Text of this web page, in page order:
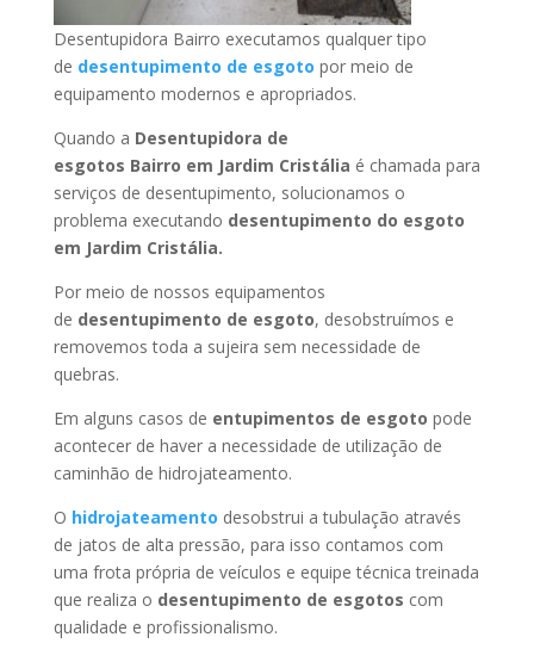
Desentupidora Bairro executamos qualquer tipo
de desentupimento de esgoto por meio de
equipamento modernos e apropriados.
Quando a Desentupidora de
esgotos Bairro em Jardim Cristália é chamada para
serviços de desentupimento, solucionamos o
problema executando desentupimento do esgoto
em Jardim Cristália.
Por meio de nossos equipamentos
de desentupimento de esgoto, desobstruímos e
removemos toda a sujeira sem necessidade de
quebras.
Em alguns casos de entupimentos de esgoto pode
acontecer de haver a necessidade de utilização de
caminhão de hidrojateamento.
O hidrojateamento desobstrui a tubulação através
de jatos de alta pressão, para isso contamos com
uma frota própria de veículos e equipe técnica treinada
que realiza o desentupimento de esgotos com
qualidade e profissionalismo.